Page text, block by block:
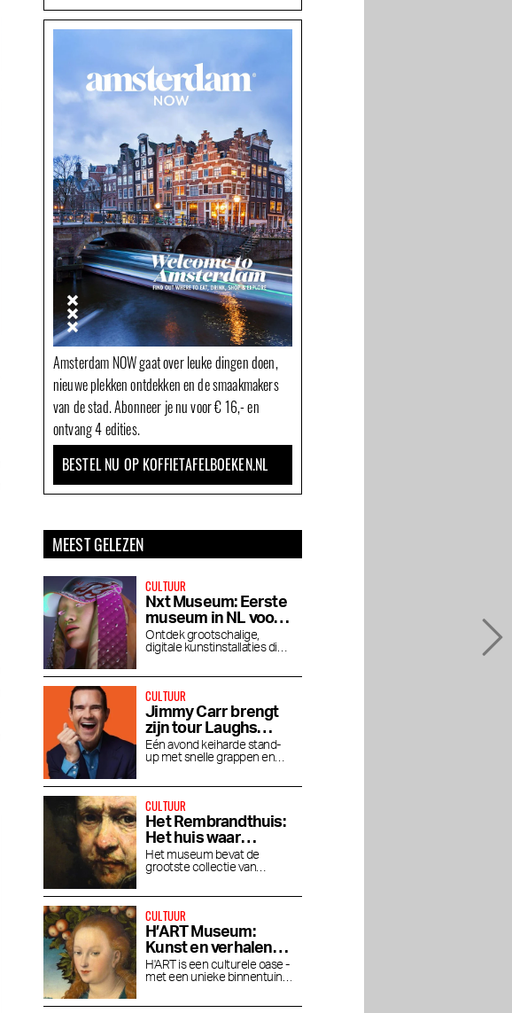
Amsterdam NOW gaat over leuke dingen doen,
nieuwe plekken ontdekken en de smaakmakers
van de stad. Abonneer je nu voor € 16,- en
ontvang 4 edities.
BESTEL NU OP KOFFIETAFELBOEKEN.NL
MEEST GELEZEN
CULTUUR
Nxt Museum: Eerste
museum in NL voor
nieuwe mediakunst
Ontdek grootschalige,
digitale kunstinstallaties die
CULTUUR
Jimmy Carr brengt
zijn tour Laughs
Funny naar de RAI
Eén avond keiharde stand-
up met snelle grappen en
CULTUUR
Het Rembrandthuis:
Het huis waar
Rembrandt woonde
en werkte
Het museum bevat de
grootste collectie van
CULTUUR
H’ART Museum:
Kunst en verhalen
van beroemde
musea
H'ART is een culturele oase -
met een unieke binnentuin